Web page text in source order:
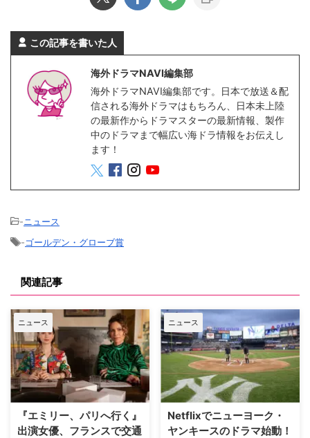
この記事を書いた人
海外ドラマNAVI編集部
海外ドラマNAVI編集部です。日本で放送＆配
信される海外ドラマはもちろん、日本未上陸
の最新作からドラマスターの最新情報、製作
中のドラマまで幅広い海ドラ情報をお伝えし
ます！
-ニュース
-ゴールデン・グローブ賞
関連記事
ニュース
『エミリー、パリへ行く』
出演女優、フランスで交通
ニュース
Netflixでニューヨーク・
ヤンキースのドラマ始動！